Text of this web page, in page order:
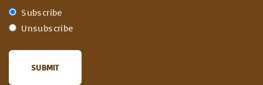
Subscribe
Unsubscribe